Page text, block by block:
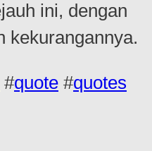
ini, dengan
kekurangannya.
#quote #quotes